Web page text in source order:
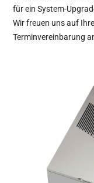
für ein System-
Wir freuen uns auf
Terminvereinbarung